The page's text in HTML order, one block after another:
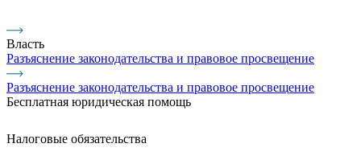
Власть
Разъяснение законодательства и правовое просвещение
Разъяснение законодательства и правовое просвещение
Бесплатная юридическая помощь
Налоговые обязательства